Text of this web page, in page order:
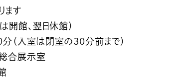
ます
開館、翌日休館）
（入室は閉室の30分前まで）
合展示室